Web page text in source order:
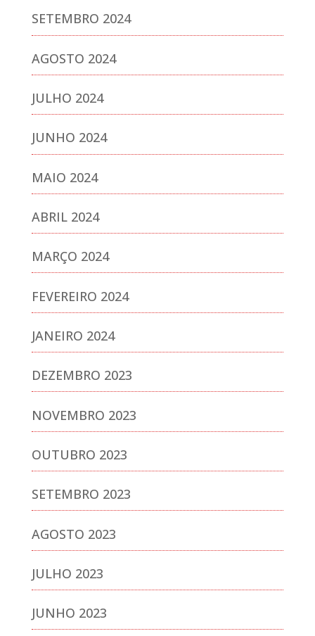
SETEMBRO 2024
AGOSTO 2024
JULHO 2024
JUNHO 2024
MAIO 2024
ABRIL 2024
MARÇO 2024
FEVEREIRO 2024
JANEIRO 2024
DEZEMBRO 2023
NOVEMBRO 2023
OUTUBRO 2023
SETEMBRO 2023
AGOSTO 2023
JULHO 2023
JUNHO 2023